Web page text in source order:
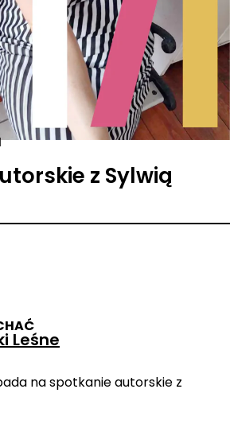
z Sylwią
Leśne
na spotkanie autorskie z